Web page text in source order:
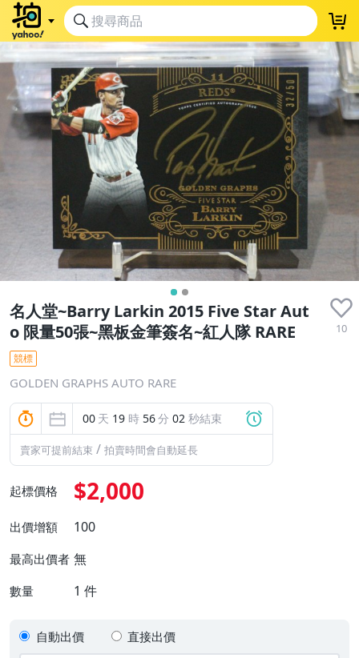
名人堂~Barry Larkin 2015 Five Star Aut
o 限量50張~黑板金筆簽名~紅人隊 RARE
10
競標
GOLDEN GRAPHS AUTO RARE
00 天 19 時 56分 02 秒結束
賣家可提前結束 / 拍賣時間會自動延長
起標價格 $2,000
出價增額 100
最高出價者 無
數量 1 件
自動出價 直接出價